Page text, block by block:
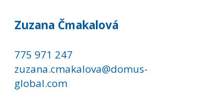
Zuzana Čmakalová
775 971 247
zuzana.cmakalova@domus-
global.com